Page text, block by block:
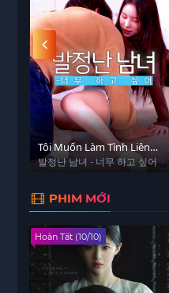
Tôi Muốn Làm Tình Liên
Tục
발정난 남녀 - 너무 하고 싶어
PHIM MỚI
Hoàn Tất (10/10)